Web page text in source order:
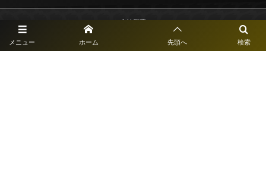
メニュー 検索
ホーム 先頭へ
会社概要